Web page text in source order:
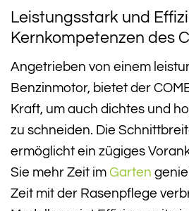
Leistungsstark und
Kernkompetenzen des
Angetrieben von einem
Benzinmotor, bietet der
Kraft, um auch dichtes und
zu schneiden. Die
ermöglicht ein zügiges
Sie mehr Zeit im Garten
Zeit mit der Rasenpflege